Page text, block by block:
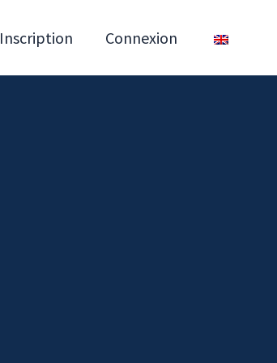
Inscription Connexion